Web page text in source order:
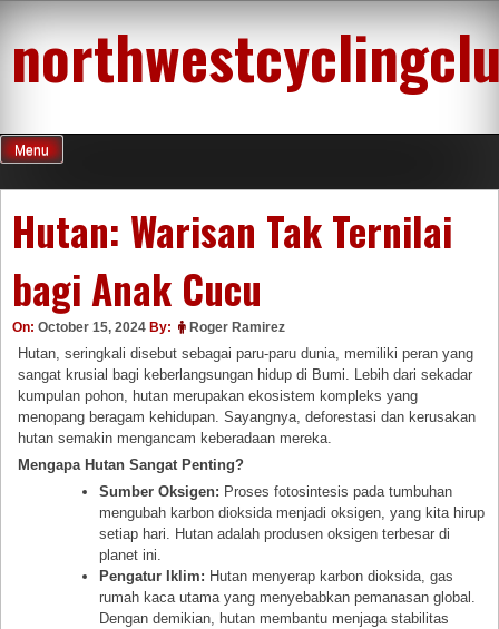
content
Menu
Hutan: Warisan Tak Ternilai
bagi Anak Cucu
On: October 15, 2024 By: Roger Ramirez
Hutan, seringkali disebut sebagai paru-paru dunia, memiliki peran yang
sangat krusial bagi keberlangsungan hidup di Bumi. Lebih dari sekadar
kumpulan pohon, hutan merupakan ekosistem kompleks yang
menopang beragam kehidupan. Sayangnya, deforestasi dan kerusakan
hutan semakin mengancam keberadaan mereka.
Mengapa Hutan Sangat Penting?
Sumber Oksigen: Proses fotosintesis pada tumbuhan
mengubah karbon dioksida menjadi oksigen, yang kita hirup
setiap hari. Hutan adalah produsen oksigen terbesar di
planet ini.
Pengatur Iklim: Hutan menyerap karbon dioksida, gas
rumah kaca utama yang menyebabkan pemanasan global.
Dengan demikian, hutan membantu menjaga stabilitas